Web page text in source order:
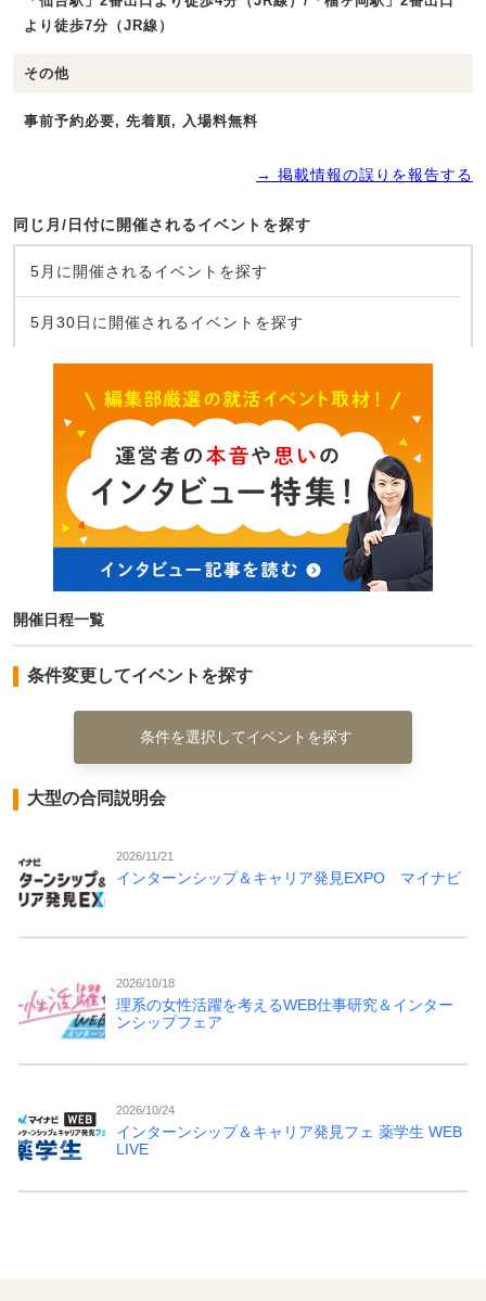
より徒歩7分（JR線）
その他
事前予約必要, 先着順, 入場料無料
→ 掲載情報の誤りを報告する
同じ月/日付に開催されるイベントを探す
5月に開催されるイベントを探す
5月30日に開催されるイベントを探す
開催日程一覧
条件変更してイベントを探す
条件を選択してイベントを探す
大型の合同説明会
2026/11/21
インターンシップ＆キャリア発見EXPO マイナビ
2026/10/18
理系の女性活躍を考えるWEB仕事研究＆インター
ンシップフェア
2026/10/24
インターンシップ＆キャリア発見フェ 薬学生 WEB
LIVE